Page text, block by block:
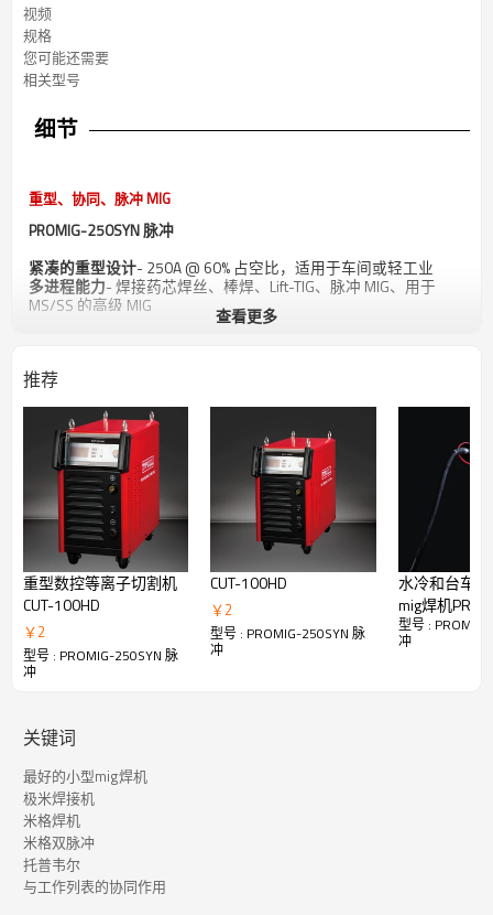
视频
规格
您可能还需要
相关型号
细节
重型、协同、脉冲 MIG
PROMIG-250SYN 脉冲
紧凑的重型设计- 250A @ 60% 占空比，适用于车间或轻工业
多进程能力- 焊接药芯焊丝、棒焊、Lift-TIG、脉冲 MIG、用于
MS/SS 的高级 MIG
- 焊接 4XXX 和 5XXX 系列铝材，实现优质焊接。
动态控制
用于铝的 True Pulse MIG
脉冲 MIG 工艺的工作原理是在每个脉冲的电极末端形成一滴熔融
金属。然后，添加适量的电流，将一个液滴推过电弧并进入水
查看更多
推荐
重型数控等离子切割机
CUT-100HD
￥2
型号 : PROMIG-250SYN 脉
冲
CUT-100HD
￥2
型号 : PROMIG-250SYN 脉
冲
水冷和台车
mig焊机
DPulse
型号 :
冲
关键词
最好的小型mig焊机
极米焊接机
米格焊机
米格双脉冲
托普韦尔
与工作列表的协同作用